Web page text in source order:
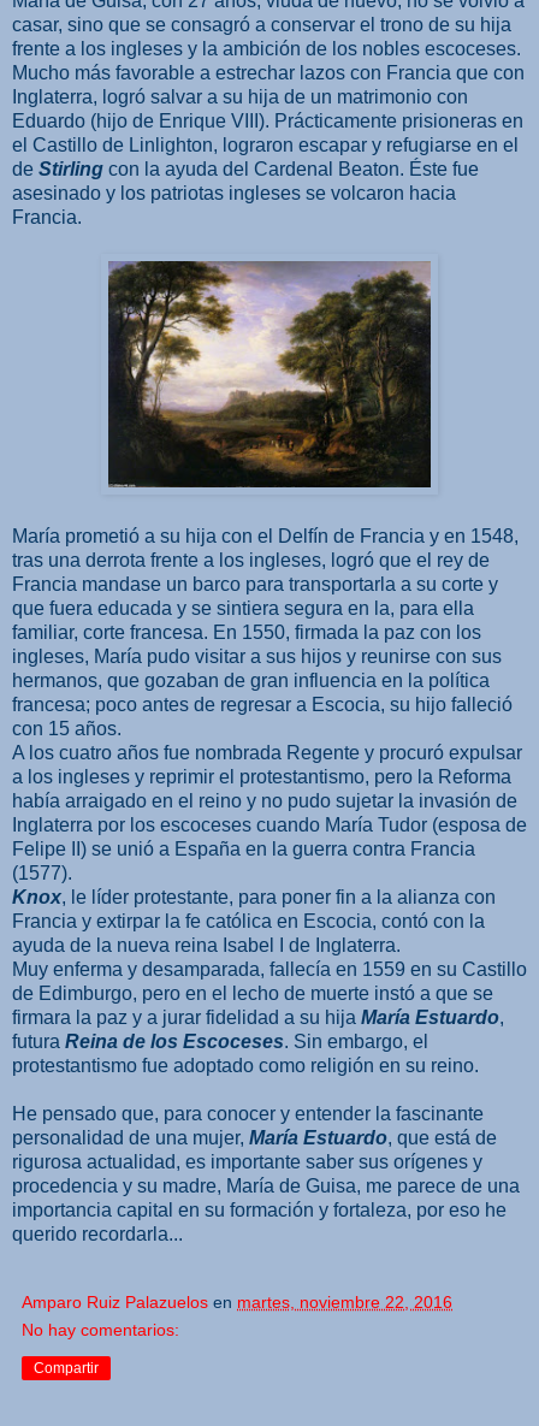
casar, sino que se consagró a conservar el trono de su hija
frente a los ingleses y la ambición de los nobles escoceses.
Mucho más favorable a estrechar lazos con Francia que con
Inglaterra, logró salvar a su hija de un matrimonio con
Eduardo (hijo de Enrique VIII). Prácticamente prisioneras en
el Castillo de Linlighton, lograron escapar y refugiarse en el
de Stirling con la ayuda del Cardenal Beaton. Éste fue
asesinado y los patriotas ingleses se volcaron hacia
Francia.
María prometió a su hija con el Delfín de Francia y en 1548,
tras una derrota frente a los ingleses, logró que el rey de
Francia mandase un barco para transportarla a su corte y
que fuera educada y se sintiera segura en la, para ella
familiar, corte francesa. En 1550, firmada la paz con los
ingleses, María pudo visitar a sus hijos y reunirse con sus
hermanos, que gozaban de gran influencia en la política
francesa; poco antes de regresar a Escocia, su hijo falleció
con 15 años.
A los cuatro años fue nombrada Regente y procuró expulsar
a los ingleses y reprimir el protestantismo, pero la Reforma
había arraigado en el reino y no pudo sujetar la invasión de
Inglaterra por los escoceses cuando María Tudor (esposa de
Felipe II) se unió a España en la guerra contra Francia
(1577).
Knox, le líder protestante, para poner fin a la alianza con
Francia y extirpar la fe católica en Escocia, contó con la
ayuda de la nueva reina Isabel I de Inglaterra.
Muy enferma y desamparada, fallecía en 1559 en su Castillo
de Edimburgo, pero en el lecho de muerte instó a que se
firmara la paz y a jurar fidelidad a su hija María Estuardo,
futura Reina de los Escoceses. Sin embargo, el
protestantismo fue adoptado como religión en su reino.
He pensado que, para conocer y entender la fascinante
personalidad de una mujer, María Estuardo, que está de
rigurosa actualidad, es importante saber sus orígenes y
procedencia y su madre, María de Guisa, me parece de una
importancia capital en su formación y fortaleza, por eso he
querido recordarla...
Amparo Ruiz Palazuelos en martes, noviembre 22, 2016
No hay comentarios:
Compartir